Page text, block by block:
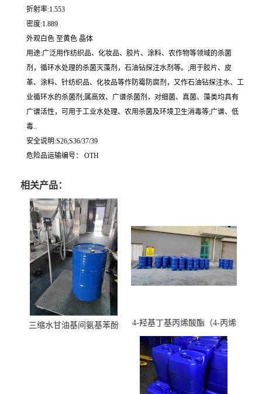
折射率:1.553
密度:1.889
外观白色 至黄色 晶体
用途:广泛用作纺织品、化妆品、胶片、涂料、农作物等领域的杀菌
剂，循环水处理的杀菌灭藻剂，石油钻探注水剂等。;用于胶片、皮
革、涂料、针纺织品、化妆品等作防霉防腐剂，又作石油钻探注水、工
业循环水的杀菌剂;属高效、广谱杀菌剂，对细菌、真菌、藻类均具有
广谱活性，可用于工业水处理、农用杀菌及环境卫生消毒等;广谱、低
毒..
安全说明:S26;S36/37/39
危险品运输编号： OTH
相关产品：
三缩水甘油基间氨基苯酚
4-羟基丁基丙烯酸酯（4-丙烯
酸羟丁酯）